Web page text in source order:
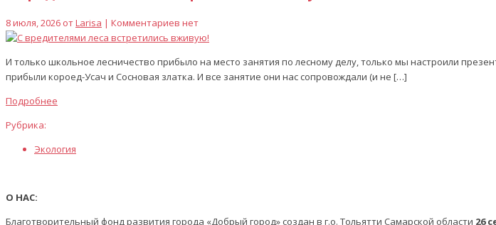
8 июля, 2026 отLarisa | Комментариев нет
И только школьное лесничество прибыло на место занятия по лесному делу, только мы настроили
прибыли короед-Усач и Сосновая златка. И все занятие они нас сопровождали (и не […]
Подробнее
Рубрика:
Экология
О НАС:
Благотворительный фонд развития города «Добрый город» создан в г.о. Тольятти Самарской области 26